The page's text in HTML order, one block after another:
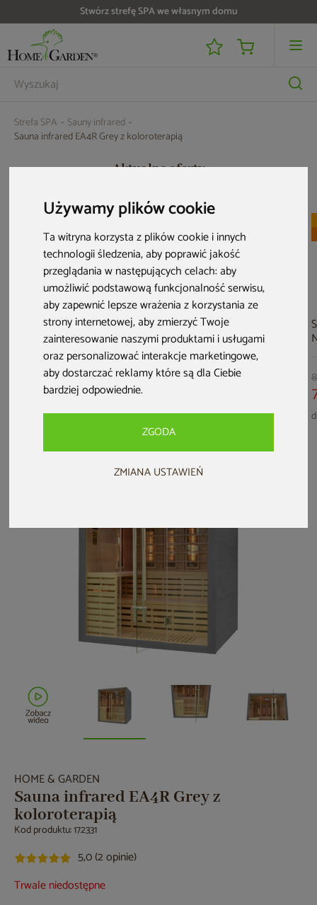
Używamy plików cookie
Ta witryna korzysta z plików cookie i innych
technologii śledzenia, aby poprawić jakość
przeglądania w następujących celach:aby
umożliwić podstawową funkcjonalność serwisu,
aby zapewnić lepsze wrażenia z korzystania ze
strony internetowej,aby zmierzyć Twoje
zainteresowanie naszymi produktami i usługami
oraz personalizować interakcje marketingowe,
aby dostarczać reklamy które są dla Ciebie
bardziej odpowiednie.
ZGODA
ZMIANA USTAWIEŃ
Do 25 000 zł zwrotu na kartę i raty RRSO 0%
Strefa SPA
Sauny infrared
Sauna infrared EA4R Grey z koloroterapią
Aktualne oferty
Sauna infrared
narożna Nordum
Pure 2-osobowa
czarna
5 999 zł
5 699 zł
darmowa dostawa
PRZE-KORZYSTNIE
Sauna fińska
narożna Nordum
Pure One 5-
osobowa naturalna
10 999 zł
10 449 zł
darmowa dostawa
Nowość
PRZE-KORZYSTNIE
Sauna fińska
Nordum Solea 2-
osobowa biała
5 999 zł
darmowa dostawa
HOME & GARDEN
Sauna infrared EA4R Grey z
koloroterapią
Kod produktu: 172331
5,0 (2 opinie)
Trwale niedostępne